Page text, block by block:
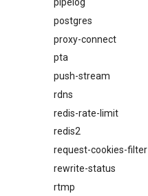
postgres
proxy-connect
pta
push-stream
rdns
redis-rate-limit
redis2
request-cookies-filter
rewrite-status
rtmp